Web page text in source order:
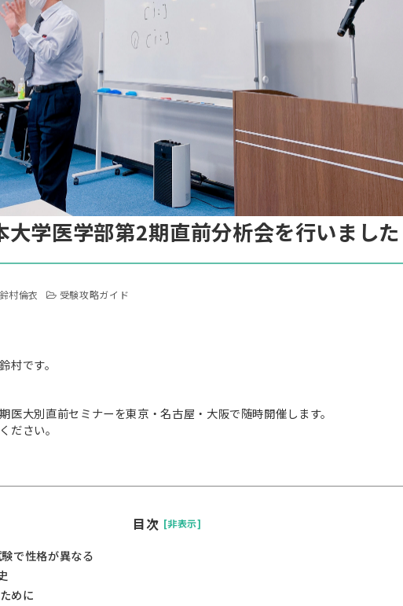
大学医学部第2期直前分析会を行いました
鈴村倫衣
受験攻略ガイド
村です。
医大別直前セミナーを東京・名古屋・大阪で随時開催します。
ださい。
目次 [非表示]
で性格が異なる
めに